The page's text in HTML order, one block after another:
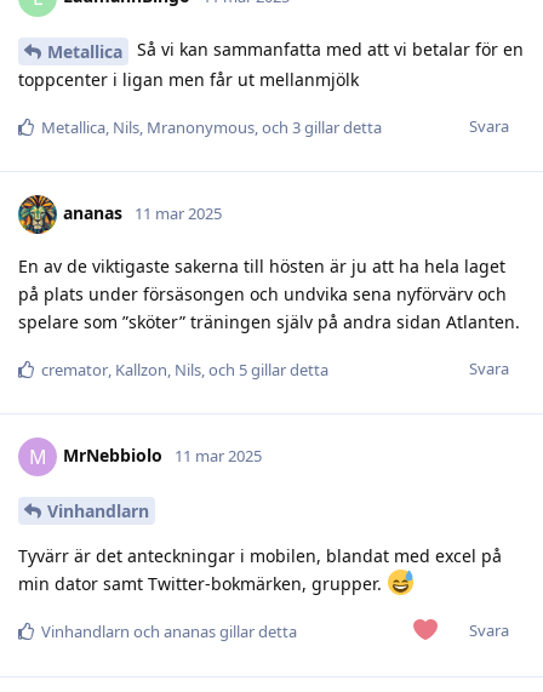
Metallica
Så vi kan sammanfatta med att vi betalar för en
toppcenter i ligan men får ut mellanmjölk
Svara
Metallica, Nils, Mranonymous, och 3gillar detta
ananas 11 mar 2025
En av de viktigaste sakerna till hösten är ju att ha hela laget
på plats under försäsongen och undvika sena nyförvärv och
spelare som ”sköter” träningen själv på andra sidan Atlanten.
Svara
cremator, Kallzon, Nils, och 5gillar detta
M MrNebbiolo 11 mar 2025
Vinhandlarn
Tyvärr är det anteckningar i mobilen, blandat med excel på
min dator samt Twitter-bokmärken, grupper.
Svara
Vinhandlarn och ananasgillar detta